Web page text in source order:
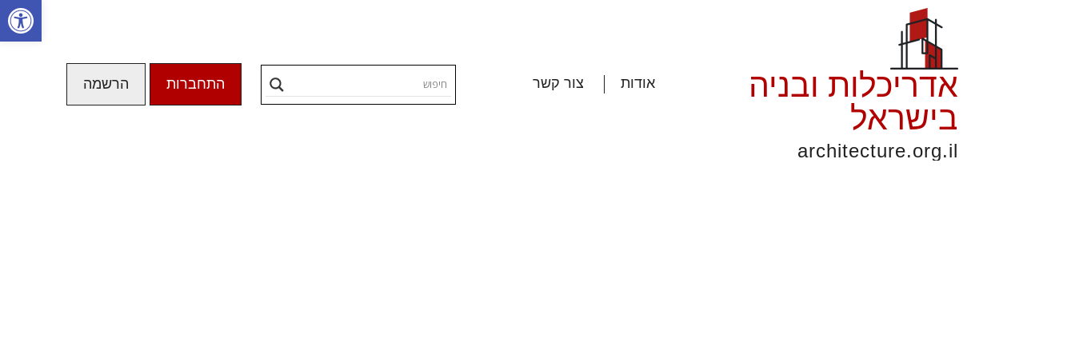
פתח
אדריכלות ובניה
בישראל
architecture.org.il
אודות צור קשר התחברות הרשמה